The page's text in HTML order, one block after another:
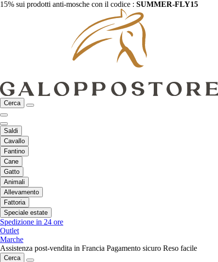
15% sui prodotti anti-mosche con il codice : SUMMER-FLY15
Cerca
Saldi
Cavallo
Fantino
Cane
Gatto
Animali
Allevamento
Fattoria
Speciale estate
Spedizione in 24 ore
Outlet
Marche
Assistenza post-vendita in Francia Pagamento sicuro Reso facile
Cerca